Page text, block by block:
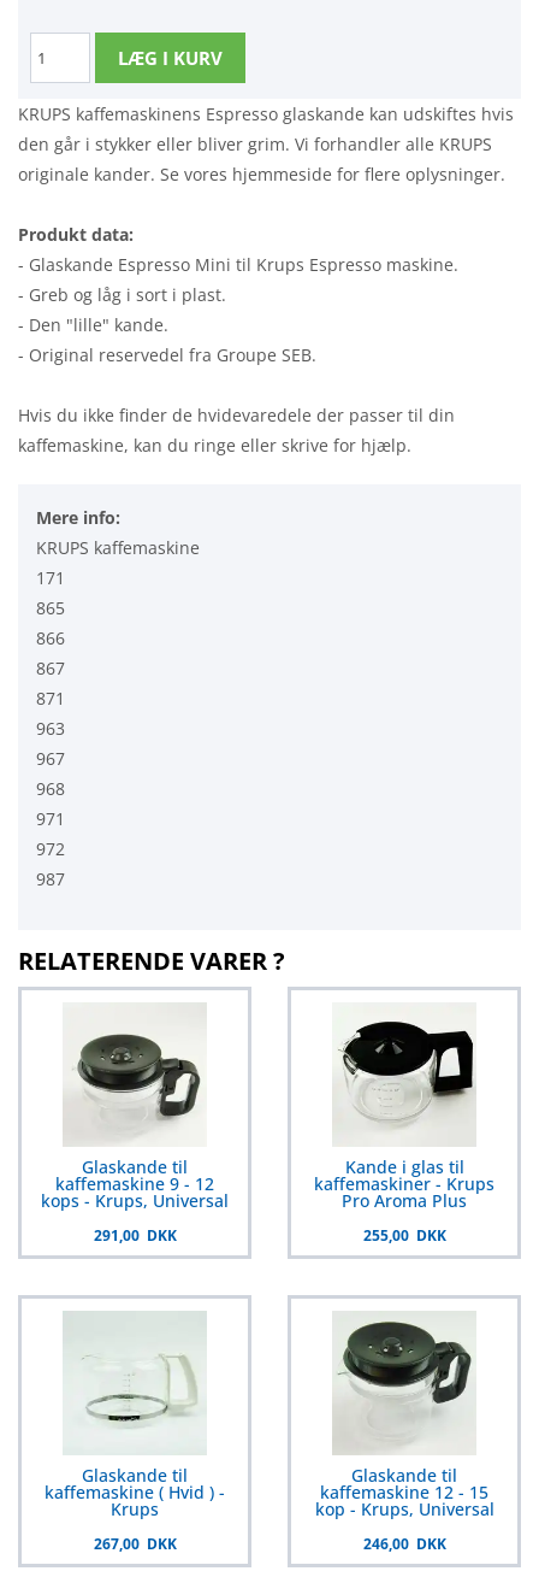
KRUPS kaffemaskinens Espresso glaskande kan udskiftes hvis
den går i stykker eller bliver grim. Vi forhandler alle KRUPS
originale kander. Se vores hjemmeside for flere oplysninger.
Produkt data:
- Glaskande Espresso Mini til Krups Espresso maskine.
- Greb og låg i sort i plast.
- Den "lille" kande.
- Original reservedel fra Groupe SEB.
Hvis du ikke finder de hvidevaredele der passer til din
kaffemaskine, kan du ringe eller skrive for hjælp.
Mere info:
KRUPS kaffemaskine
171
865
866
867
871
963
967
968
971
972
987
RELATERENDE VARER ?
Glaskande til
kaffemaskine 9 - 12
kops - Krups, Universal
291,00 DKK
Kande i glas til
kaffemaskiner - Krups
Pro Aroma Plus
255,00 DKK
Glaskande til
kaffemaskine ( Hvid ) -
Krups
267,00 DKK
Glaskande til
kaffemaskine 12 - 15
kop - Krups, Universal
246,00 DKK